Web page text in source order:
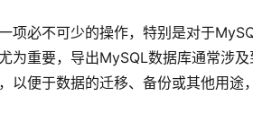
项必不可少的操作，特别是对于
为重要，导出MySQL数据库通常涉及
以便于数据的迁移、备份或其他用途